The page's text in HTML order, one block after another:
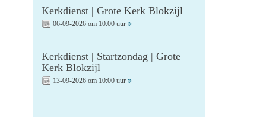
Kerkdienst | Grote Kerk Blokzijl
06-09-2026 om 10:00 uur
Kerkdienst | Startzondag | Grote
Kerk Blokzijl
13-09-2026 om 10:00 uur